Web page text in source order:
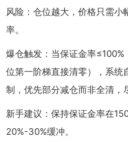
风险：仓位越大，价格只需小
率。
爆仓触发：当保证金率
位第一阶梯直接清零），系统
制，优先部分减仓而非全清，
新手建议：保持保证金率在
20%-30%缓冲。